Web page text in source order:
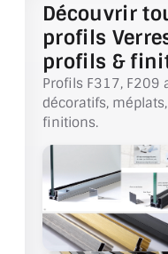
VERRE ANTI-
VERRE LAQUÉ/
VERRE FEUILLETÉ/
DALLE DE SOL EN
PORTE EN VERRE
GARDE CORPS EN
VERRIÈRE TYPE
Découvrir
profils
profils &
Profils F317, F209
décoratifs,
finitions.